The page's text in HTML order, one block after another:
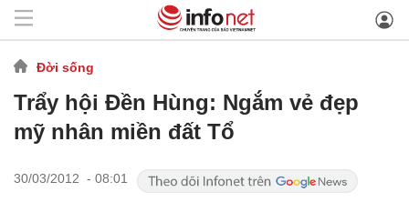
Đời sống
Trẩy hội Đền Hùng: Ngắm vẻ đẹp
mỹ nhân miền đất Tổ
30/03/2012 - 08:01